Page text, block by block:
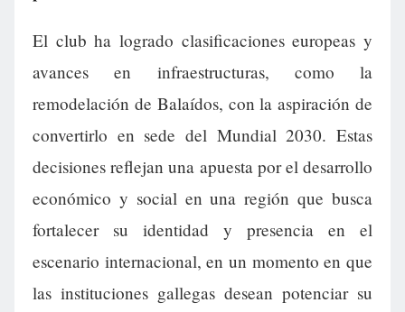
El club ha logrado clasificaciones europeas y
avances en infraestructuras, como la
remodelación de Balaídos, con la aspiración de
convertirlo en sede del Mundial 2030. Estas
decisiones reflejan una apuesta por el desarrollo
económico y social en una región que busca
fortalecer su identidad y presencia en el
escenario internacional, en un momento en que
las instituciones gallegas desean potenciar su